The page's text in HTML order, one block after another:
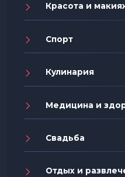
Красота и
Спорт
Кулинария
Медицина и
Свадьба
Отдых и